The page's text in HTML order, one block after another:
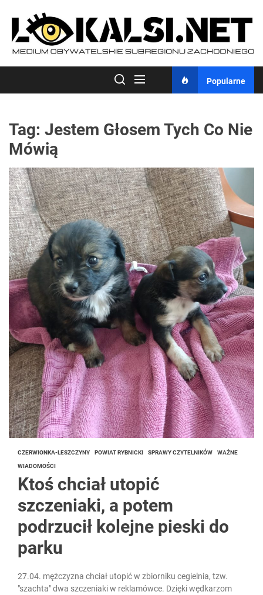
content
Popularne
Tag: Jestem Głosem Tych Co Nie
Mówią
CZERWIONKA-LESZCZYNY POWIAT RYBNICKI SPRAWY CZYTELNIKÓW WAŻNE
WIADOMOŚCI
Ktoś chciał utopić
szczeniaki, a potem
podrzucił kolejne pieski do
parku
27.04. mężczyzna chciał utopić w zbiorniku cegielnia, tzw.
"szachta" dwa szczeniaki w reklamówce. Dzięki wędkarzom